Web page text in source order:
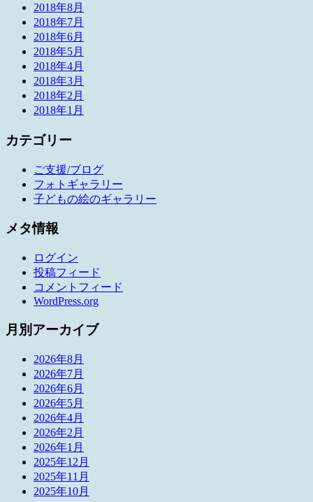
2018年8月
2018年7月
2018年6月
2018年5月
2018年4月
2018年3月
2018年2月
2018年1月
カテゴリー
ご支援/ブログ
フォトギャラリー
子どもの絵のギャラリー
メタ情報
ログイン
投稿フィード
コメントフィード
WordPress.org
月別アーカイブ
2026年8月
2026年7月
2026年6月
2026年5月
2026年4月
2026年2月
2026年1月
2025年12月
2025年11月
2025年10月